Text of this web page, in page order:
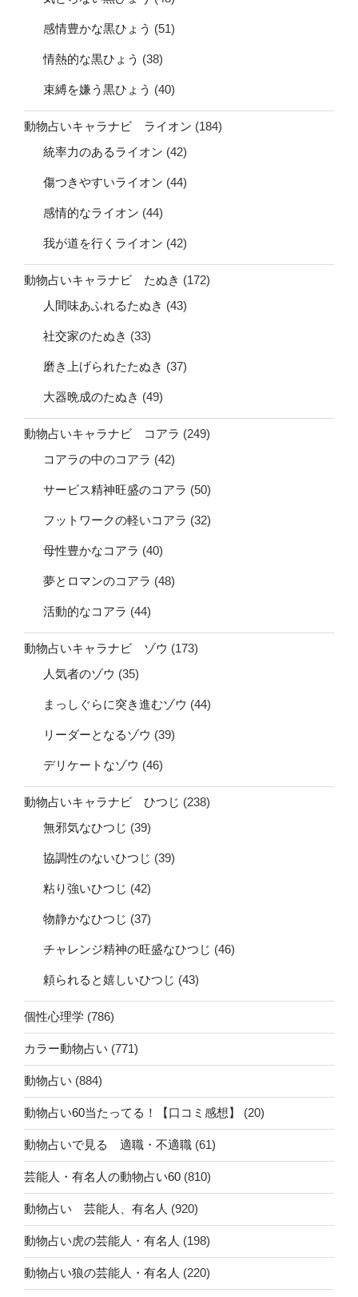
感情豊かな黒ひょう (51)
情熱的な黒ひょう (38)
束縛を嫌う黒ひょう (40)
動物占いキャラナビ ライオン (184)
統率力のあるライオン (42)
傷つきやすいライオン (44)
感情的なライオン (44)
我が道を行くライオン (42)
動物占いキャラナビ たぬき (172)
人間味あふれるたぬき (43)
社交家のたぬき (33)
磨き上げられたたぬき (37)
大器晩成のたぬき (49)
動物占いキャラナビ コアラ (249)
コアラの中のコアラ (42)
サービス精神旺盛のコアラ (50)
フットワークの軽いコアラ (32)
母性豊かなコアラ (40)
夢とロマンのコアラ (48)
活動的なコアラ (44)
動物占いキャラナビ ゾウ (173)
人気者のゾウ (35)
まっしぐらに突き進むゾウ (44)
リーダーとなるゾウ (39)
デリケートなゾウ (46)
動物占いキャラナビ ひつじ (238)
無邪気なひつじ (39)
協調性のないひつじ (39)
粘り強いひつじ (42)
物静かなひつじ (37)
チャレンジ精神の旺盛なひつじ (46)
頼られると嬉しいひつじ (43)
個性心理学 (786)
カラー動物占い (771)
動物占い (884)
動物占い60当たってる！【口コミ感想】 (20)
動物占いで見る 適職・不適職 (61)
芸能人・有名人の動物占い60 (810)
動物占い 芸能人、有名人 (920)
動物占い虎の芸能人・有名人 (198)
動物占い狼の芸能人・有名人 (220)